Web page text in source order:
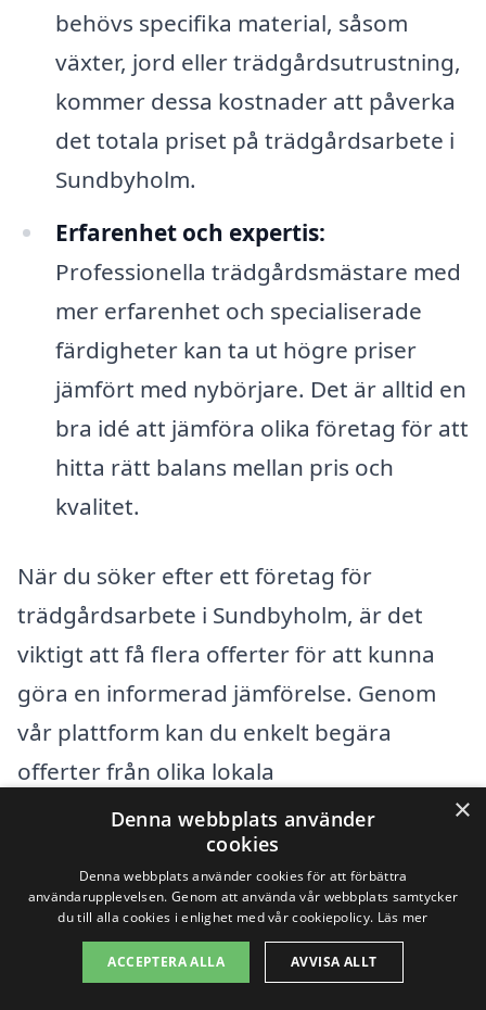
behövs specifika material, såsom
växter, jord eller trädgårdsutrustning,
kommer dessa kostnader att påverka
det totala priset på trädgårdsarbete i
Sundbyholm.
Erfarenhet och expertis:
Professionella trädgårdsmästare med
mer erfarenhet och specialiserade
färdigheter kan ta ut högre priser
jämfört med nybörjare. Det är alltid en
bra idé att jämföra olika företag för att
hitta rätt balans mellan pris och
kvalitet.
När du söker efter ett företag för
trädgårdsarbete i Sundbyholm, är det
viktigt att få flera offerter för att kunna
göra en informerad jämförelse. Genom
vår plattform kan du enkelt begära
offerter från olika lokala
tjänsteleverantörer. Vi rekommenderar
att du har en klar bild av vad du behöver
hjälp med för att få så exakta offerter som
möjligt. Dessutom kan det vara bra att
läsa recensioner och omdömen från
×
Denna webbplats använder
cookies
Denna webbplats använder cookies för att förbättra
användarupplevelsen. Genom att använda vår webbplats samtycker
du till alla cookies i enlighet med vår cookiepolicy. Läs mer
ACCEPTERA ALLA AVVISA ALLT